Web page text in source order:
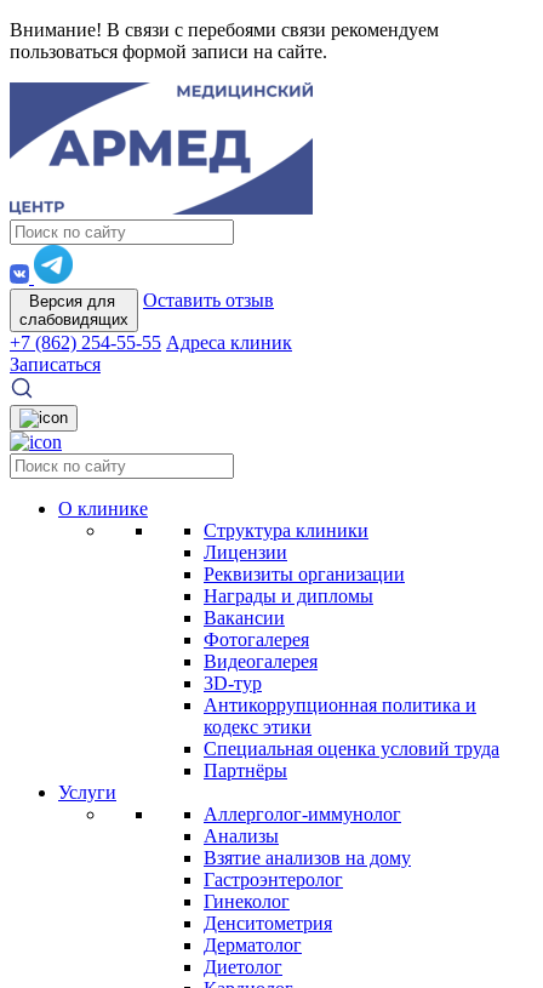
Внимание! В связи с перебоями связи рекомендуем
пользоваться формой записи на сайте.
Версия для
слабовидящих
Оставить отзыв
+7 (862) 254-55-55 Адреса клиник
Записаться
О клинике
Структура клиники
Лицензии
Реквизиты организации
Награды и дипломы
Вакансии
Фотогалерея
Видеогалерея
3D-тур
Антикоррупционная политика и
кодекс этики
Специальная оценка условий труда
Партнёры
Услуги
Аллерголог-иммунолог
Анализы
Взятие анализов на дому
Гастроэнтеролог
Гинеколог
Денситометрия
Дерматолог
Диетолог